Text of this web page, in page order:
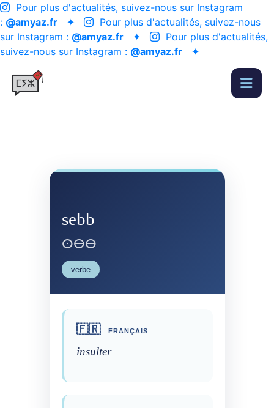
Pour plus d'actualités, suivez-nous sur Instagram
: @amyaz.fr ✦
Pour plus d'actualités, suivez-nous
sur Instagram : @amyaz.fr ✦
Pour plus d'actualités,
suivez-nous sur Instagram : @amyaz.fr ✦
sebb
ⵙⴱⴱ
verbe
🇫🇷 FRANÇAIS
insulter